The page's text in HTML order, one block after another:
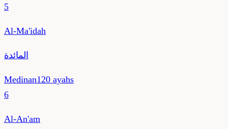
5
Al-Ma'idah
المائدة
Medinan120 ayahs
6
Al-An'am